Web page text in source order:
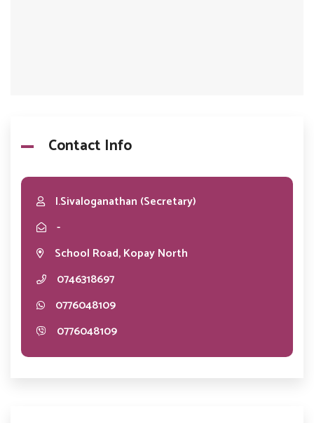
Contact Info
I.Sivaloganathan (Secretary)
-
School Road, Kopay North
0746318697
0776048109
0776048109